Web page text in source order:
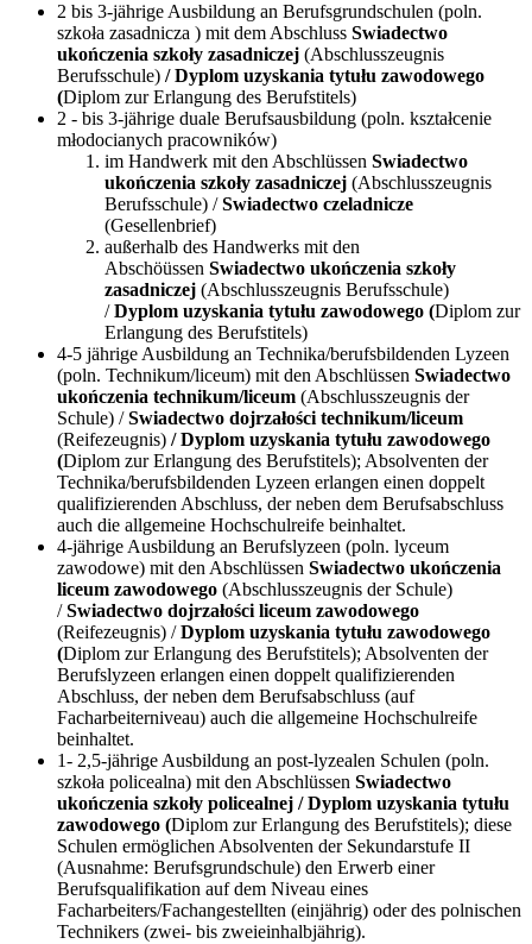
2 bis 3-jährige Ausbildung an Berufsgrundschulen (poln.
szkoła zasadnicza ) mit dem Abschluss Swiadectwo
ukończenia szkoły zasadniczej (Abschlusszeugnis
Berufsschule) / Dyplom uzyskania tytułu zawodowego
(Diplom zur Erlangung des Berufstitels)
2 - bis 3-jährige duale Berufsausbildung (poln. kształcenie
młodocianych pracowników)
im Handwerk mit den Abschlüssen Swiadectwo
ukończenia szkoły zasadniczej (Abschlusszeugnis
Berufsschule) /Swiadectwo czeladnicze
(Gesellenbrief)
außerhalb des Handwerks mit den
Abschöüssen Swiadectwo ukończenia szkoły
zasadniczej (Abschlusszeugnis Berufsschule)
/Dyplom uzyskania tytułu zawodowego (Diplom zur
Erlangung des Berufstitels)
4-5 jährige Ausbildung an Technika/berufsbildenden Lyzeen
(poln. Technikum/liceum) mit den Abschlüssen Swiadectwo
ukończenia technikum/liceum (Abschlusszeugnis der
Schule) /Swiadectwo dojrzałości technikum/liceum
(Reifezeugnis) / Dyplom uzyskania tytułu zawodowego
(Diplom zur Erlangung des Berufstitels); Absolventen der
Technika/berufsbildenden Lyzeen erlangen einen doppelt
qualifizierenden Abschluss, der neben dem Berufsabschluss
auch die allgemeine Hochschulreife beinhaltet.
4-jährige Ausbildung an Berufslyzeen (poln. lyceum
zawodowe) mit den Abschlüssen Swiadectwo ukończenia
liceum zawodowego (Abschlusszeugnis der Schule)
/Swiadectwo dojrzałości liceum zawodowego
(Reifezeugnis) /Dyplom uzyskania tytułu zawodowego
(Diplom zur Erlangung des Berufstitels); Absolventen der
Berufslyzeen erlangen einen doppelt qualifizierenden
Abschluss, der neben dem Berufsabschluss (auf
Facharbeiterniveau) auch die allgemeine Hochschulreife
beinhaltet.
1- 2,5-jährige Ausbildung an post-lyzealen Schulen (poln.
szkoła policealna) mit den Abschlüssen Swiadectwo
ukończenia szkoły policealnej / Dyplom uzyskania tytułu
zawodowego (Diplom zur Erlangung des Berufstitels); diese
Schulen ermöglichen Absolventen der Sekundarstufe II
(Ausnahme: Berufsgrundschule) den Erwerb einer
Berufsqualifikation auf dem Niveau eines
Facharbeiters/Fachangestellten (einjährig) oder des polnischen
Technikers (zwei- bis zweieinhalbjährig).